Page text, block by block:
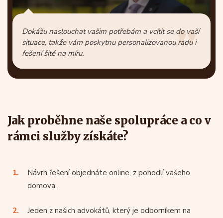
Dokážu naslouchat vašim potřebám a vcítit se do vaší
situace, takže vám poskytnu personalizovanou radu i
řešení šité na míru.
Jak proběhne naše spolupráce a co v
rámci služby získáte?
Návrh řešení objednáte online, z pohodlí vašeho
domova.
Jeden z našich advokátů, který je odborníkem na